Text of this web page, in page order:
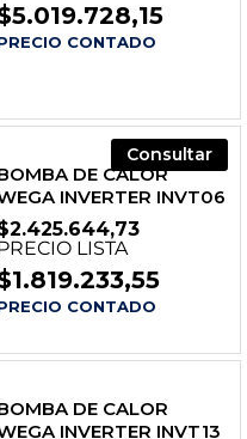
5.019.728,15
CONTADO
Consultar
DE CALOR
INVERTER INVT06
2.425.644,73
LISTA
1.819.233,55
CONTADO
DE CALOR
INVERTER INVT13